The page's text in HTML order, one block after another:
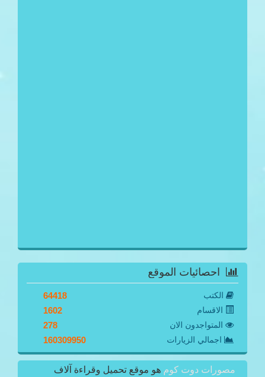
احصائيات الموقع
الكتب 64418
الاقسام 1602
المتواجدون الان 278
اجمالي الزيارات 160309950
مصورات دوت كوم هو موقع تحميل وقراءة آلاف